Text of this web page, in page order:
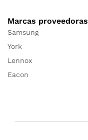
Marcas proveedoras
Samsung
York
Lennox
Eacon